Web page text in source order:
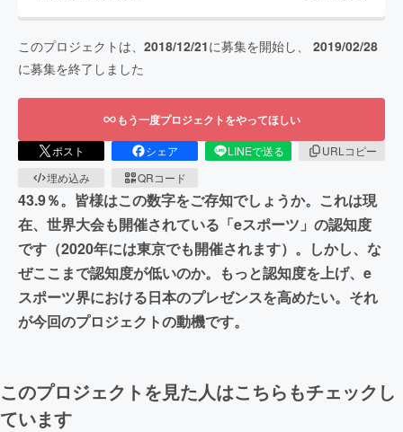
このプロジェクトは、 2018/12/21に募集を開始し、 2019/02/28
に募集を終了しました
もう一度プロジェクトをやってほしい
ポスト シェア LINEで送る
URLコピー
埋め込み
QRコード
43.9％。皆様はこの数字をご存知でしょうか。これは現
在、世界大会も開催されている「eスポーツ」の認知度
です（2020年には東京でも開催されます）。しかし、な
ぜここまで認知度が低いのか。もっと認知度を上げ、e
スポーツ界における日本のプレゼンスを高めたい。それ
が今回のプロジェクトの動機です。
このプロジェクトを見た人はこちらもチェックし
ています